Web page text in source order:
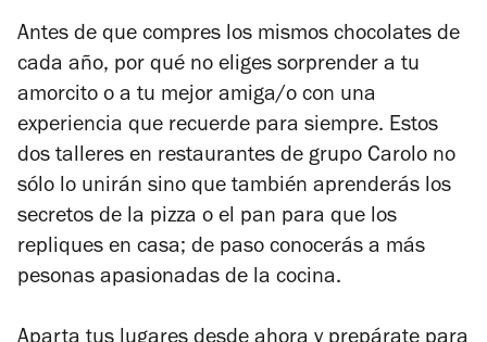
Antes de que compres los mismos chocolates de
cada año, por qué no eliges sorprender a tu
amorcito o a tu mejor amiga/o con una
experiencia que recuerde para siempre. Estos
dos talleres en restaurantes de grupo Carolo no
sólo lo unirán sino que también aprenderás los
secretos de la pizza o el pan para que los
repliques en casa; de paso conocerás a más
pesonas apasionadas de la cocina.